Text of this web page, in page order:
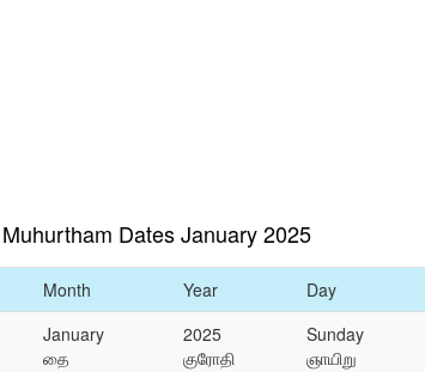
Dates January 2025
Month Year Day
January
தை
2025
குரோதி
Sunday
ஞாயிறு